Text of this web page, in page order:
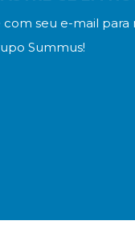
com seu e-mail para
Summus!